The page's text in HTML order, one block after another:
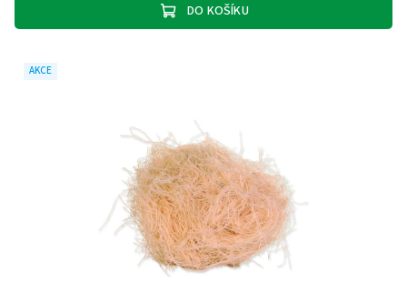
DO KOŠÍKU
AKCE